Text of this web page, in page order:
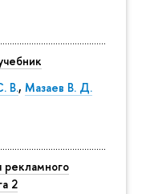
В., Мазаев В. Д.
рекламного
2